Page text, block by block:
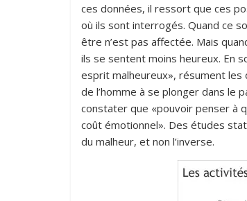
ces données, il ressort que ces
où ils sont interrogés. Quand ce
être n’est pas affectée. Mais
ils se sentent moins heureux. En
esprit malheureux», résument les
de l’homme à se plonger dans le
constater que «pouvoir penser à
coût émotionnel». Des études
du malheur, et non l’inverse.